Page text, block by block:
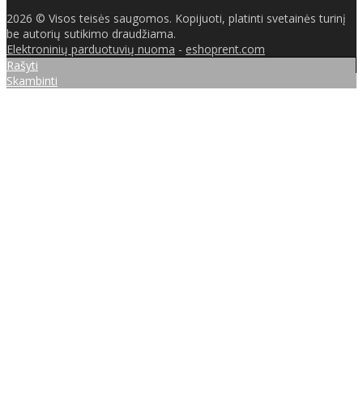
2026 © Visos teisės saugomos. Kopijuoti, platinti svetainės turinį
be autorių sutikimo draudžiama.
Elektroninių parduotuvių nuoma - eshoprent.com
Rašyti
Skambinti